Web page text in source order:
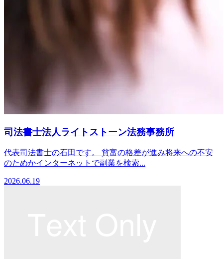
司法書士法人ライトストーン法務事務所
代表司法書士の石田です。 貧富の格差が進み将来への不安
のためかインターネットで副業を検索...
2026.06.19